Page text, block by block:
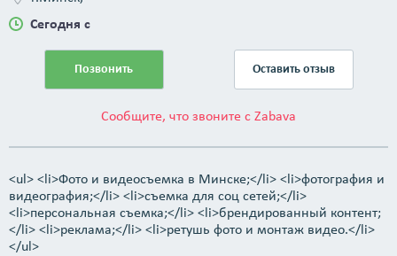
Сегодня с
Позвонить Оставить отзыв
Сообщите, что звоните с Zabava
<ul> <li>Фото и видеосъемка в Минске;</li> <li>фотография и
видеография;</li> <li>съемка для соц сетей;</li>
<li>персональная съемка;</li> <li>брендированный контент;
</li> <li>реклама;</li> <li>ретушь фото и монтаж видео.</li>
</ul>